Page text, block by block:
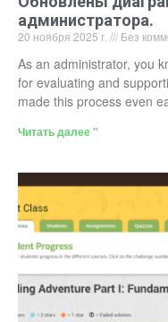
администратора.
20 ноября 2025 г. Без
As an administrator, you
for evaluating and
made this process even
Читать далее "